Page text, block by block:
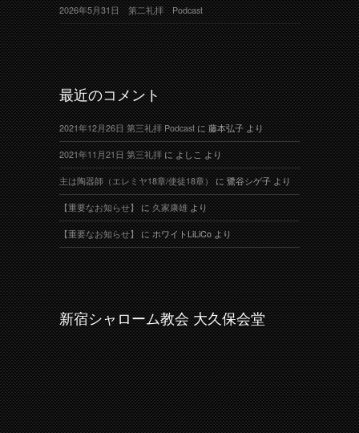
2026年5月31日 第二礼拝 Podcast
最近のコメント
2021年12月26日 第三礼拝 Podcastに藤本弘子より
2021年11月21日 第三礼拝によしこより
主は陶器師（エレミヤ18章/使徒18章）に鷺谷シゲ子より
【重要なお知らせ】に久家康雄より
【重要なお知らせ】にホワイトLiLiCoより
新宿シャローム教会 大久保会堂